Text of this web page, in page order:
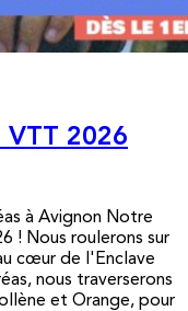
2026
à Avignon Notre
! Nous roulerons sur
cœur de l'Enclave
nous traverserons
et Orange, pour